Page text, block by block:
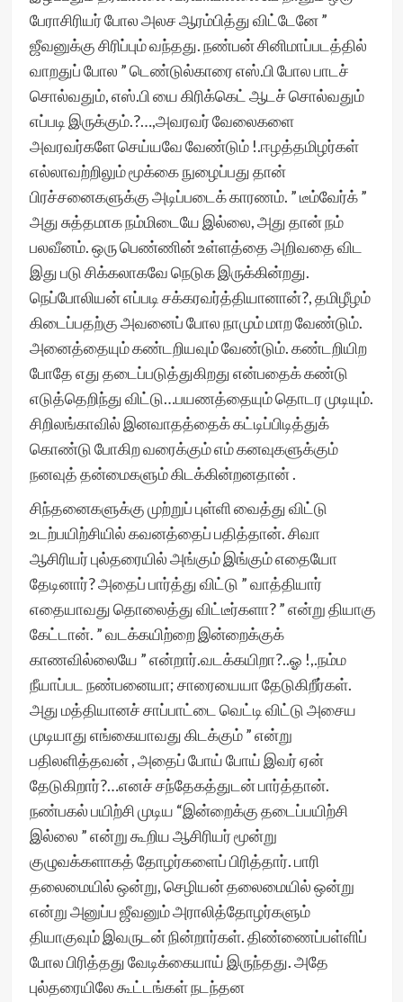
பேராசிரியர் போல அலச ஆரம்பித்து விட்டேனே ”
ஜீவனுக்கு சிரிப்பும் வந்தது. நண்பன் சினிமாப்படத்தில்
வாறதுப் போல ” டெண்டுல்காரை எஸ்.பி போல பாடச்
சொல்வதும், எஸ்.பி யை கிரிக்கெட் ஆடச் சொல்வதும்
எப்படி இருக்கும்.?…,அவரவர் வேலைகளை
அவரவர்களே செய்யவே வேண்டும் !.ஈழத்தமிழர்கள்
எல்லாவற்றிலும் மூக்கை நுழைப்பது தான்
பிரச்சனைகளுக்கு அடிப்படைக் காரணம். ” டீம்வேர்க் ”
அது சுத்தமாக நம்மிடையே இல்லை, அது தான் நம்
பலவீனம். ஒரு பெண்ணின் உள்ளத்தை அறிவதை விட
இது படு சிக்கலாகவே நெடுக‌ இருக்கின்றது.
நெப்போலியன் எப்படி சக்கரவர்த்தியானான்?, தமிழீழம்
கிடைப்பதற்கு அவனைப் போல நாமும் மாற வேண்டும்.
அனைத்தையும் கண்டறியவும் வேண்டும். கண்டறியிற
போதே எது தடைப்படுத்துகிறது என்பதைக் கண்டு
எடுத்தெறிந்து விட்டு…பயணத்தையும் தொடர முடியும்.
சிறிலங்காவில் இனவாதத்தைக் கட்டிப்பிடித்துக்
கொண்டு போகிற வரைக்கும் எம் கனவுகளுக்கும்
நனவுத் தன்மைகளும் கிடக்கின்றனதான் .
சிந்தனைகளுக்கு முற்றுப் புள்ளி வைத்து விட்டு
உடற்பயிற்சியில் கவனத்தைப் பதித்தான். சிவா
ஆசிரியர் புல்தரையில் அங்கும் இங்கும் எதையோ
தேடினார்? அதைப் பார்த்து விட்டு ” வாத்தியார்
எதையாவது தொலைத்து விட்டீர்களா? ” என்று தியாகு
கேட்டான். ” வடக்கயிற்றை இன்றைக்குக்
காணவில்லையே ” என்றார்.வடக்கயிறா?..ஓ !,.நம்ம
நீயாப்பட நண்பனையா; சாரையையா தேடுகிறீர்கள்.
அது மத்தியானச் சாப்பாட்டை வெட்டி விட்டு அசைய
முடியாது எங்கையாவது கிடக்கும் ” என்று
பதிலளித்தவன் , அதைப் போய் போய் இவர் ஏன்
தேடுகிறார்?…எனச் சந்தேகத்துடன் பார்த்தான்.
நண்பகல் பயிற்சி முடிய “இன்றைக்கு தடைப்பயிற்சி
இல்லை ” என்று கூறிய ஆசிரியர் மூன்று
குழுவக்களாகத் தோழர்களைப் பிரித்தார். பாரி
தலைமையில் ஒன்று, செழியன் தலைமையில் ஒன்று
என்று அனுப்ப ஜீவனும் அராலித்தோழர்களும்
தியாகுவும் இவருடன் நின்றார்கள். திண்ணைப்பள்ளிப்
போல பிரித்தது வேடிக்கையாய் இருந்தது. அதே
புல்தரையிலே கூட்டங்கள் நடந்தன‌